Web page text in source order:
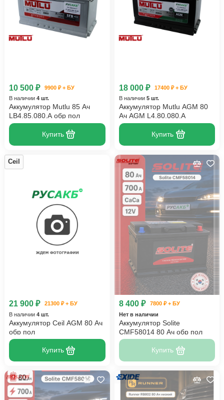
10 500 ₽
9900 ₽ + БУ
В наличии 4 шт.
Аккумулятор Mutlu 85 Ач
LB4.85.080.A обр пол
Купить
18 000 ₽
17400 ₽ + БУ
В наличии 5 шт.
Аккумулятор Mutlu AGM 80
Ач AGM L4.80.080.A
Купить
Ceil
21 900 ₽
21300 ₽ + БУ
В наличии 4 шт.
Аккумулятор Ceil AGM 80 Ач
обр пол
Купить
8 400 ₽
7800 ₽ + БУ
Нет в наличии
Аккумулятор Solite
CMF58014 80 Ач обр пол
Купить